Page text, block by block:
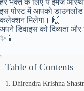
हर भक्त के लिए ये इमेज
इस पोस्ट में आपको
कलेक्शन मिलेगा। 🙌
अपने डिवाइस को दिव्यता
✨📱
Table of Contents
Dhirendra Krishna